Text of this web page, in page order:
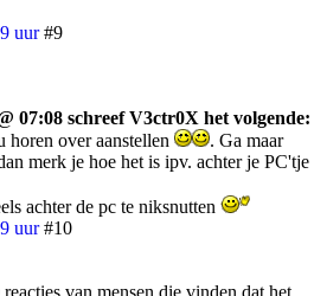
uur #9
07:08 schreef V3ctr0X het volgende:
horen over aanstellen
. Ga maar
merk je hoe het is ipv. achter je PC'tje
achter de pc te niksnutten
uur #10
van mensen die vinden dat het